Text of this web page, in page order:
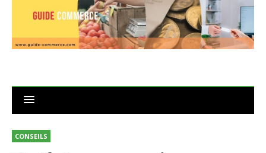
CONSEILS